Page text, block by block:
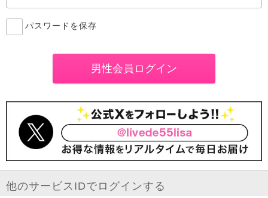
パスワードを保存
他のサービスIDでログインする